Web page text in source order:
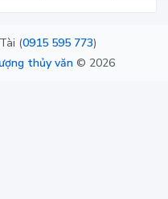
(0915 595 773)
thủy văn © 2026